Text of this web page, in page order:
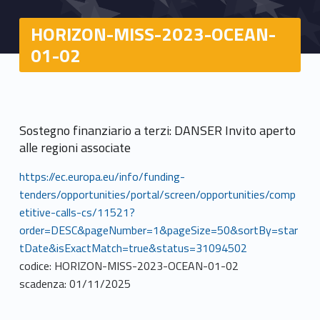
HORIZON-MISS-2023-OCEAN-
01-02
Sostegno finanziario a terzi: DANSER Invito aperto
alle regioni associate
https://ec.europa.eu/info/funding-
tenders/opportunities/portal/screen/opportunities/comp
etitive-calls-cs/11521?
order=DESC&pageNumber=1&pageSize=50&sortBy=star
tDate&isExactMatch=true&status=31094502
codice: HORIZON-MISS-2023-OCEAN-01-02
scadenza: 01/11/2025